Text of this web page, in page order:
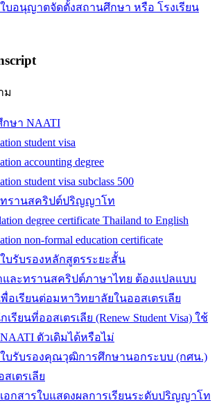
บอนุญาตจัดตั้งสถานศึกษา หรือ โรงเรียน
ม
ษา NAATI
student visa
accounting degree
student visa subclass 500
ทรานสคริปต์ปริญญาโท
degree certificate Thailand to English
non-formal education certificate
บรับรองหลักสูตรระยะสั้น
ละทรานสคริปต์ภาษาไทย ต้องแปลแบบ
อเรียนต่อมหาวิทยาลัยในออสเตรเลีย
รียนที่ออสเตรเลีย (Renew Student Visa) ใช้
ตัวเดิมได้หรือไม่
บรับรองคุณวุฒิการศึกษานอกระบบ (กศน.)
เตรเลีย
อกสารใบแสดงผลการเรียนระดับปริญญาโท